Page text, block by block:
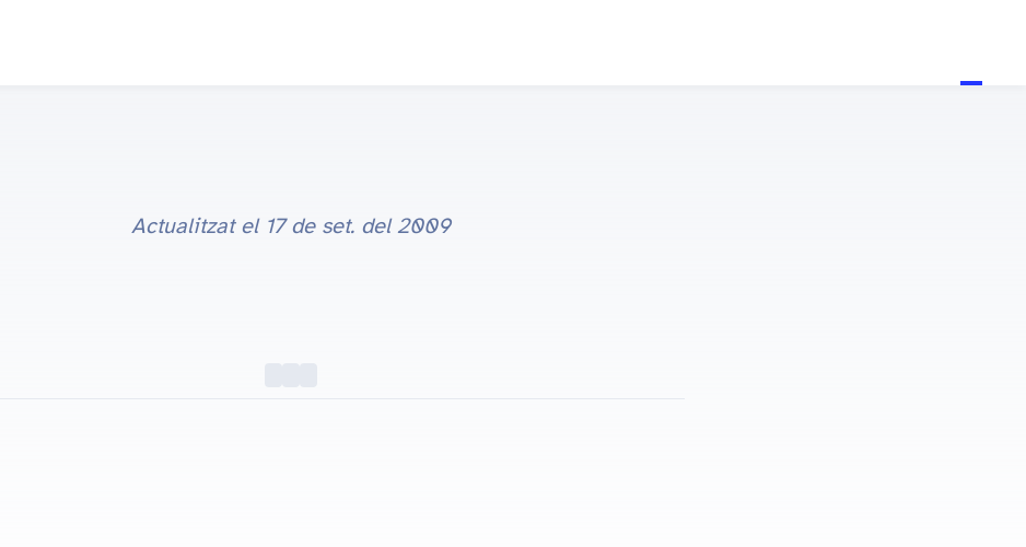
Actualitzat el 17 de set. del 2009